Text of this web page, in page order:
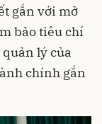
gắn với mở
bảo tiêu chí
lý của
chính gắn